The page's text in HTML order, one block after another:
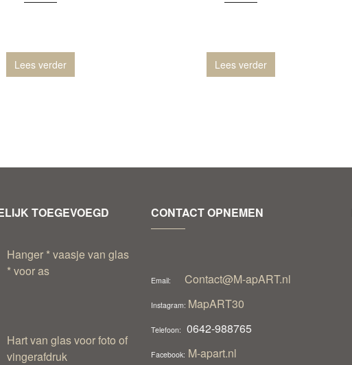
Lees verder Lees verder
TOEGEVOEGD
Hanger * vaasje van glas
* voor as
Hart van glas voor foto of
vingerafdruk
CONTACT OPNEMEN
Email: Contact@M-apART.nl
Instagram: MapART30
Telefoon: 0642-988765
Facebook: M-apart.nl